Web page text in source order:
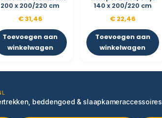
200 x 200/220 cm
€31,46
Toevoegen aan
winkelwagen
140 x 200/220 cm
€22,46
Toevoegen aan
winkelwagen
beddengoed & slaapkameraccessoires